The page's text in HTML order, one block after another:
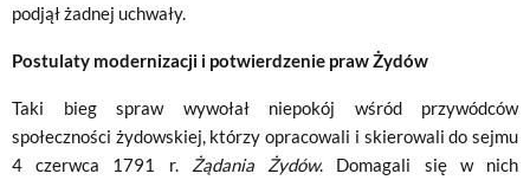
podjął żadnej uchwały.
Postulaty modernizacji i potwierdzenie praw Żydów
Taki bieg spraw wywołał niepokój wśród przywódców
społeczności żydowskiej, którzy opracowali i skierowali do sejmu
4 czerwca 1791 r. Żądania Żydów. Domagali się w nich